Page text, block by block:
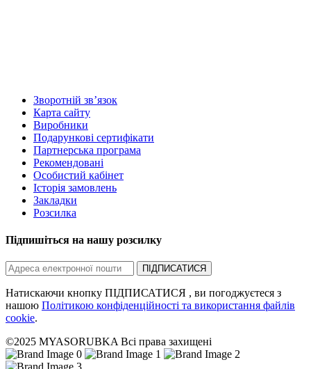
Зворотній зв’язок
Карта сайту
Виробники
Подарункові сертифікати
Партнерська програма
Рекомендовані
Особистий кабінет
Історія замовлень
Закладки
Розсилка
Підпишіться на нашу розсилку
ПІДПИСАТИСЯ
Натискаючи кнопку ПІДПИСАТИСЯ , ви погоджуєтеся з
нашою Політикою конфіденційності та використання файлів
cookie.
©2025 MYASORUBKA Всі права захищені